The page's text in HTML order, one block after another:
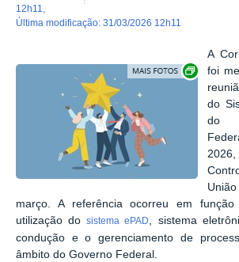
12h11
última modificação: 31/03/2026 12h11
Exibir
A
foi
do
do
março. A referência ocorreu em
utilização dosistema ePAD, sistema
condução e o gerenciamento de
âmbito do Governo Federal.